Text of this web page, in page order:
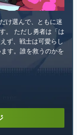
け選んで、ともに迷
。 ただし勇者は「は
ず、戦士は可愛らし
す。誰を救うのかを